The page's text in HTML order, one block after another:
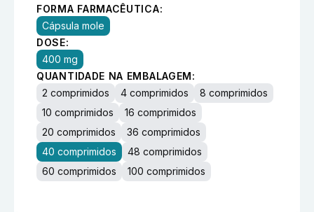
FORMA FARMACÊUTICA:
Cápsula mole
DOSE:
400 mg
QUANTIDADE NA EMBALAGEM:
2 comprimidos
4 comprimidos
8 comprimidos
10 comprimidos
16 comprimidos
20 comprimidos
36 comprimidos
40 comprimidos
48 comprimidos
60 comprimidos
100 comprimidos